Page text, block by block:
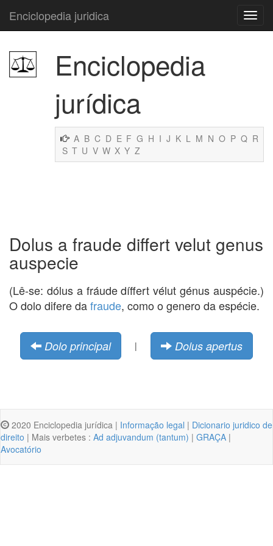
Enciclopedia juridica
Enciclopedia
jurídica
A B C D E F G H I J K L M N O P Q R
S T U V W X Y Z
Dolus a fraude differt velut genus
auspecie
(Lê-se: dólus a fráude díffert vélut génus auspécie.)
O dolo difere dafraude, como o genero da espécie.
Dolo principal | Dolus apertus
2020 Enciclopedia jurídica | Informação legal | Dicionario juridico de
direito | Mais verbetes : Ad adjuvandum (tantum) | GRAÇA |
Avocatório